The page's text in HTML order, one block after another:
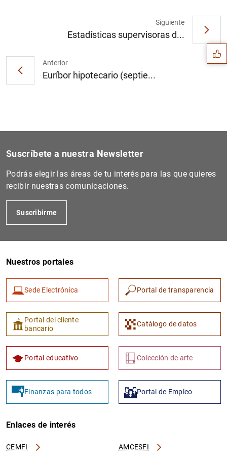
Anterior
Euríbor hipotecario (septie...
Siguiente
Estadísticas supervisoras d... Sugerencias
Suscríbete a nuestra Newsletter
Podrás elegir las áreas de tu interés para las que quieres
recibir nuestras comunicaciones.
Suscribirme
Nuestros portales
Sede Electrónica Portal de transparencia
Portal del cliente
bancario
Catálogo de datos
Portal educativo Colección de arte
Finanzas para todos Portal de Empleo
Enlaces de interés
CEMFI AMCESFI